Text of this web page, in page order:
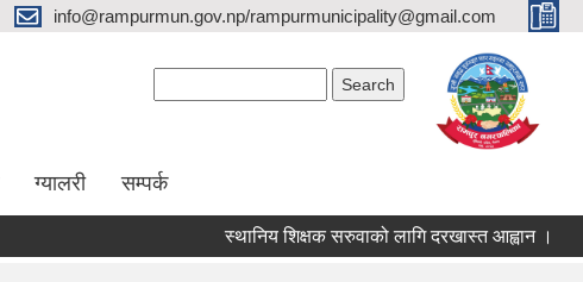
info@rampurmun.gov.np/rampurmunicipality@gmail.com
ग्यालरी सम्पर्क
स्थानिय शिक्षक सरुवाको लागि दरखास्त आह्वान ।